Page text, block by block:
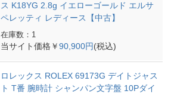
ス K18YG 2.8g イエローゴールド エルサ
ペレッティ レディース【中古】
在庫数：1
当サイト価格￥90,900円(税込)
ロレックス ROLEX 69173G デイトジャス
ト T番 腕時計 シャンパン文字盤 10Pダイ